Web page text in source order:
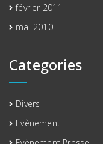
février 2011
mai 2010
Categories
Divers
Evènement